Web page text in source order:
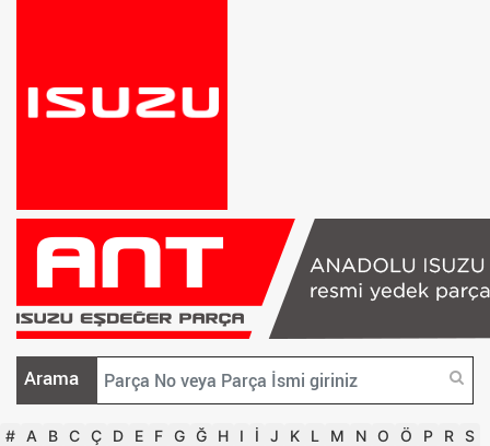
Arama
# A B C Ç D E F G Ğ H I İ J K L M N O Ö P R S